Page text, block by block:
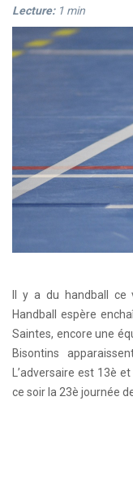
Lecture: 1 min
Il y a du handball ce
Handball espère
Saintes, encore une
Bisontins
L’adversaire est 13è
ce soir la 23è journée